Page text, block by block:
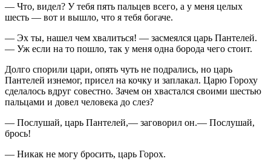
— Что, видел? У тебя пять пальцев всего, а у меня целых
шесть — вот и вышло, что я тебя богаче.
— Эх ты, нашел чем хвалиться! — засмеялся царь Пантелей.
— Уж если на то пошло, так у меня одна борода чего стоит.
Долго спорили цари, опять чуть не подрались, но царь
Пантелей изнемог, присел на кочку и заплакал. Царю Гороху
сделалось вдруг совестно. Зачем он хвастался своими шестью
пальцами и довел человека до слез?
— Послушай, царь Пантелей,— заговорил он.— Послушай,
брось!
— Никак не могу бросить, царь Горох.